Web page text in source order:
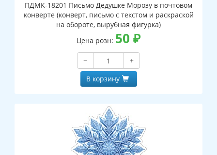
ПДМК-18201 Письмо Дедушке Морозу в почтовом
конверте (конверт, письмо с текстом и раскраской
на обороте, вырубная фигурка)
Цена розн: 50 ₽
−
+
В корзину